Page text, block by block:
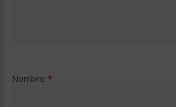
Nombre *